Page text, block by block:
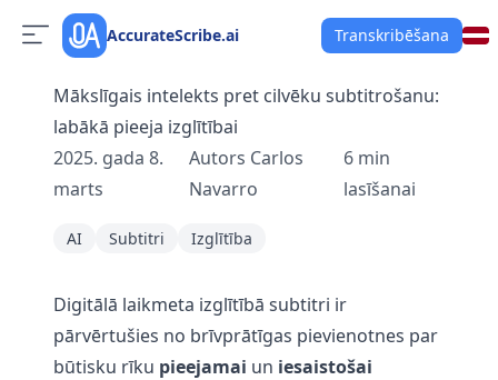
AccurateScribe.ai Transkribēšana
Mākslīgais intelekts pret cilvēku subtitrošanu:
labākā pieeja izglītībai
2025. gada 8.
marts
Autors Carlos
Navarro
6 min
lasīšanai
AI Subtitri Izglītība
Digitālā laikmeta izglītībā subtitri ir
pārvērtušies no brīvprātīgas pievienotnes par
būtisku rīku pieejamai un iesaistošai